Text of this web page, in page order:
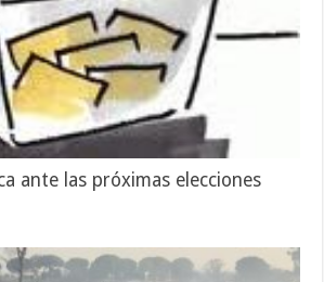
ante las próximas elecciones